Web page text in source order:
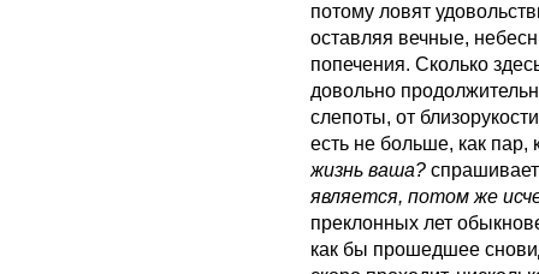
потому ловят
оставляя вечные,
попечения. Сколько
довольно
слепоты, от
есть не больше, как пар,
жизнь ваша?
является, потом же
преклонных лет
как бы прошедшее